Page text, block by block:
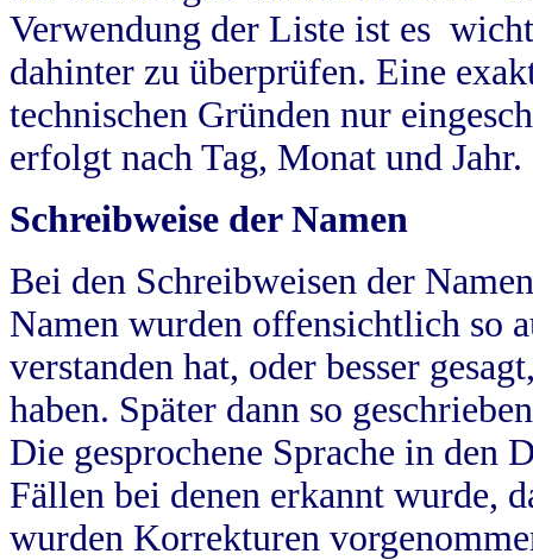
Verwendung der Liste ist es
dahinter zu überprüfen. Eine
technischen Gründen nur
erfolgt nach Tag, Monat und Jahr.
Schreibweise der Namen
Bei den Schreibweisen der
Namen wurden offensichtlich so
verstanden hat, oder besser
haben. Später dann so
Die gesprochene Sprache in
Fällen bei denen erkannt wurde,
wurden Korrekturen